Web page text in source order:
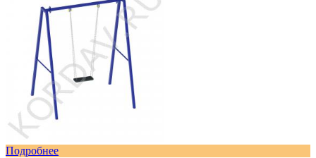
Подробнее